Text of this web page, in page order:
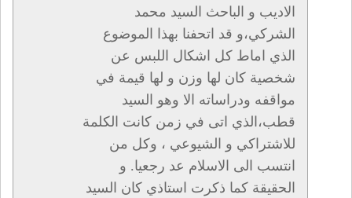
الاديب و الباحث السيد محمد
الشركي،و قد اتحفنا بهذا الموضوع
الذي اماط كل اشكال اللبس عن
شخصية كان لها وزن و لها قيمة في
مواقفه ودراساته الا وهو السيد
قطب،الذي اتى في زمن كانت الكلمة
للاشتراكي و الشيوعي ، وكل من
انتسب الى الاسلام عد رجعيا. و
الحقيقة كما ذكرت استاذي كان السيد